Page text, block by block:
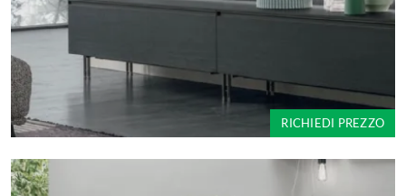
RICHIEDI PREZZO